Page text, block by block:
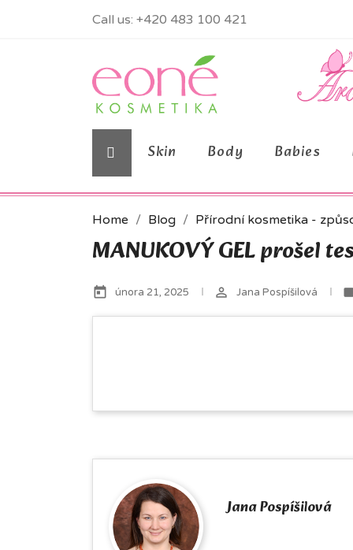
Call us: +420 483 100 421
Skin Body Babies
Home Blog Přírodní kosmetika -
MANUKOVÝ GEL prošel
today února 21, 2025 perm_identity Jana Pospíšilová
Jana Pospíšilová